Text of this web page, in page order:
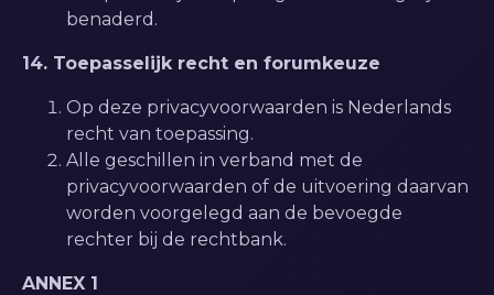
benaderd.
14. Toepasselijk recht en forumkeuze
Op deze privacyvoorwaarden is Nederlands
recht van toepassing.
Alle geschillen in verband met de
privacyvoorwaarden of de uitvoering daarvan
worden voorgelegd aan de bevoegde
rechter bij de rechtbank.
ANNEX 1